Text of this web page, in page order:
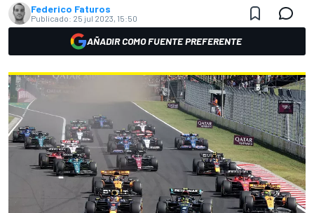
Federico Faturos
Publicado: 25 jul 2023, 15:50
AÑADIR COMO FUENTE PREFERENTE